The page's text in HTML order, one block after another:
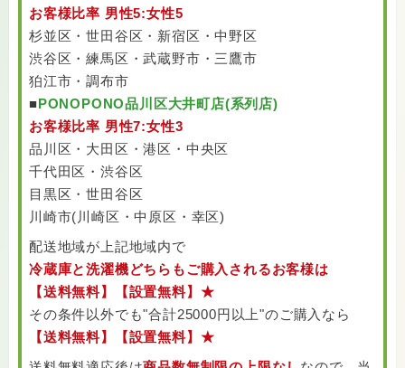
お客様比率 男性5:女性5
杉並区・世田谷区・新宿区・中野区
渋谷区・練馬区・武蔵野市・三鷹市
狛江市・調布市
■PONOPONO品川区大井町店(系列店)
お客様比率 男性7:女性3
品川区・大田区・港区・中央区
千代田区・渋谷区
目黒区・世田谷区
川崎市(川崎区・中原区・幸区)
配送地域が上記地域内で
冷蔵庫と洗濯機どちらもご購入されるお客様は
【送料無料】【設置無料】★
その条件以外でも"合計25000円以上"のご購入なら
【送料無料】【設置無料】★